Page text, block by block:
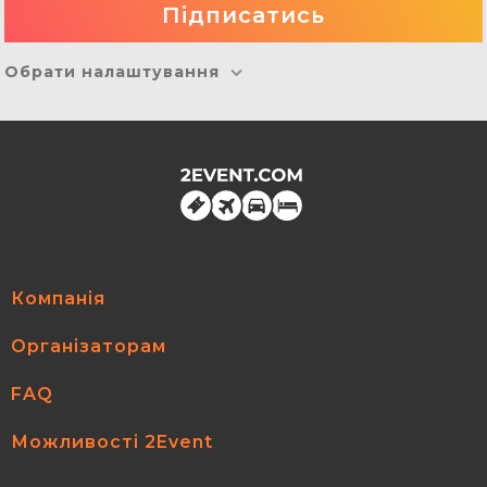
Обрати налаштування
Компанія
Організаторам
FAQ
Можливості 2Event